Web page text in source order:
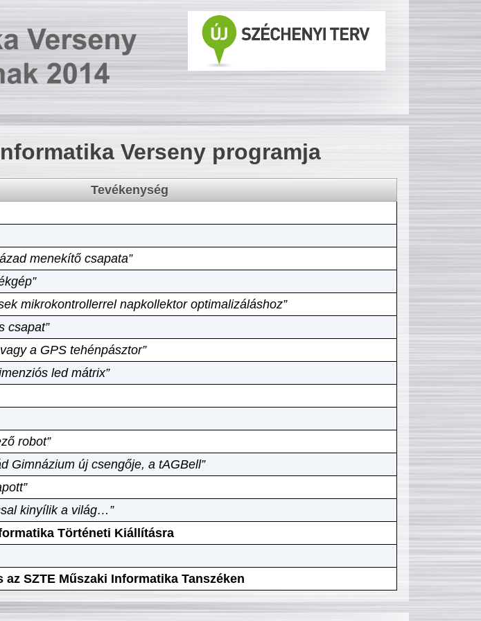
Verseny programja
Tevékenység
menekítő csapata”
mikrokontrollerrel napkollektor optimalizáláshoz”
csapat”
a GPS tehénpásztor”
led mátrix”
robot”
Gimnázium új csengője, a tAGBell”
kinyílik a világ…”
Történeti Kiállításra
SZTE Műszaki Informatika Tanszéken